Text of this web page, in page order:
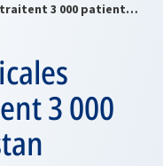
Les équipes médicales aéroportées traitent 3 000 patients au Pakistan
3 000